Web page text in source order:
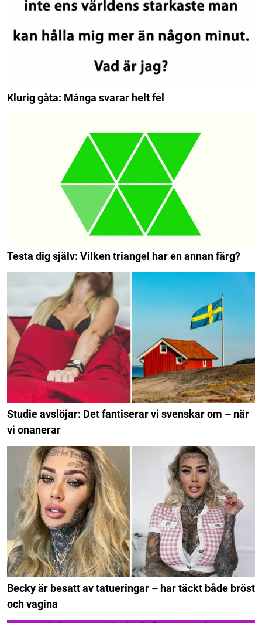
Klurig gåta: Många svarar helt fel
Testa dig själv: Vilken triangel har en annan färg?
Studie avslöjar: Det fantiserar vi svenskar om – när
vi onanerar
Becky är besatt av tatueringar – har täckt både bröst
och vagina